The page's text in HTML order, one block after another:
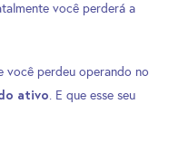
você perderá a
você perdeu operando no
ativo. E que esse seu